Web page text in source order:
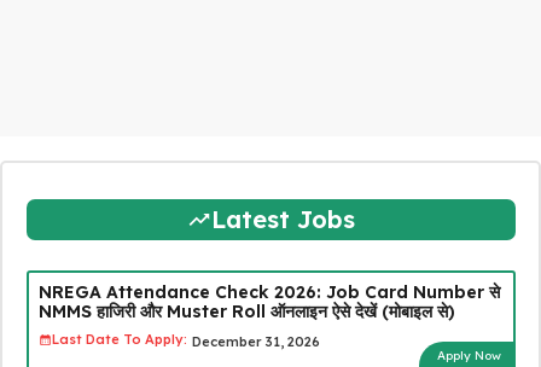
Latest Jobs
NREGA Attendance Check 2026: Job Card Number से
NMMS हाजिरी और Muster Roll ऑनलाइन ऐसे देखें (मोबाइल से)
Last Date To Apply: December 31, 2026
Apply Now